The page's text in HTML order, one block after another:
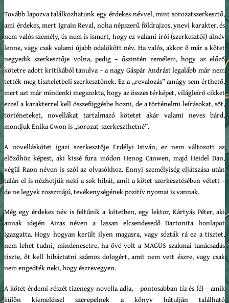
Tovább lapozva találkozhatunk egy érdekes névvel, mint sorozatszerkesztő,
ami érdekes, mert Igrain Reval, noha népszerű földrajzos, ynevi karakter, és
nem valós személy, és nem is ismert, hogy ez valami írói (szerkesztői) álnév
lenne, vagy csak valami újabb odalökött név. Ha valós, akkor ő már a kötet
negyedik szerkesztője volna, pedig – őszintén remélem, hogy az előző
kötetre adott kritikából tanulva – a nagy Gáspár Andrást legalább már nem
tették meg tiszteletbeli szerkesztőnek. Ez a „revalozás” amúgy sem érthető,
mert azt már mindenki megszokta, hogy az összes térképet, világleíró cikket
ezzel a karakterrel kell összefüggésbe hozni, de a történelmi leírásokat, sőt,
történeteket, novellákat tartalmazó kötetet akár valami neves bárd,
mondjuk Enika Gwon is „sorozat-szerkeszthetné”.
A novelláskötet igazi szerkesztője Erdélyi István, ez nem változott az
előzőhöz képest, aki kissé fura módon Henog Canwen, majd Heidel Dan,
végül Raon néven is szól az olvasókhoz. Ennyi személyiség eljátszása után
talán el is nézhetjük neki a sok hibát, amit a kötet szerkesztésében vétett –
de ne legyek rosszmájú, tevékenységének pozitív nyomai is vannak.
Még egy érdekes név is feltűnik a kötetben, egy lektor, Kártyás Péter, aki
annak idején Airas néven a lassan elcsendesedő Dartonita honlapot
igazgatta. Hogy hogyan került ilyen magasra, vagy sózták rá ez a tisztet,
nem lehet tudni, mindenesetre, ha övé volt a MAGUS szakmai tanácsadás
tiszte, őt kell hibáztatni számos dologért, amit nem vett észre, vagy csak
nem engedték neki, hogy észrevegyen.
A kötet érdemi részét tizenegy novella adja, – pontosabban tíz és fél – amik
külön kiemeléssel szerepelnek a könyv hátulján található